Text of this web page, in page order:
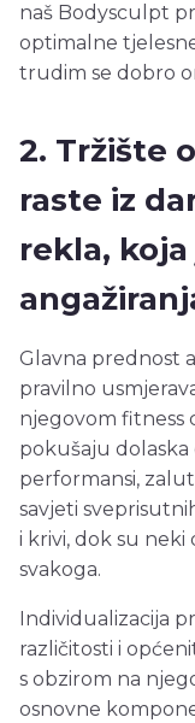
naš Bodysculpt
optimalne
trudim se dobro
2. Tržište
raste iz
rekla,
Glavna prednost
pravilno
njegovom fitness
pokušaju dolaska
performansi,
savjeti
i krivi, dok su neki
svakoga.
Individualizacija
različitosti i
s obzirom na
osnovne